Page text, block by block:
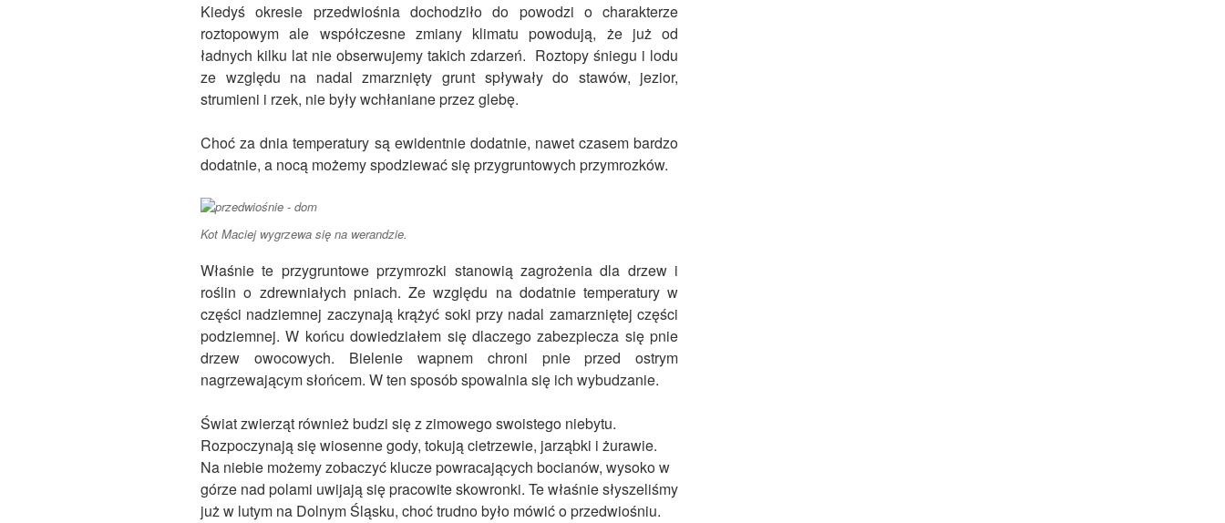
Kiedyś okresie przedwiośnia dochodziło do powodzi o charakterze
roztopowym ale współczesne zmiany klimatu powodują, że już od
ładnych kilku lat nie obserwujemy takich zdarzeń. Roztopy śniegu i lodu
ze względu na nadal zmarznięty grunt spływały do stawów, jezior,
strumieni i rzek, nie były wchłaniane przez glebę.
Choć za dnia temperatury są ewidentnie dodatnie, nawet czasem bardzo
dodatnie, a nocą możemy spodziewać się przygruntowych przymrozków.
Kot Maciej wygrzewa się na werandzie.
Właśnie te przygruntowe przymrozki stanowią zagrożenia dla drzew i
roślin o zdrewniałych pniach. Ze względu na dodatnie temperatury w
części nadziemnej zaczynają krążyć soki przy nadal zamarzniętej części
podziemnej. W końcu dowiedziałem się dlaczego zabezpiecza się pnie
drzew owocowych. Bielenie wapnem chroni pnie przed ostrym
nagrzewającym słońcem. W ten sposób spowalnia się ich wybudzanie.
Świat zwierząt również budzi się z zimowego swoistego niebytu.
Rozpoczynają się wiosenne gody, tokują cietrzewie, jarząbki i żurawie.
Na niebie możemy zobaczyć klucze powracających bocianów, wysoko w
górze nad polami uwijają się pracowite skowronki. Te właśnie słyszeliśmy
już w lutym na Dolnym Śląsku, choć trudno było mówić o przedwiośniu.